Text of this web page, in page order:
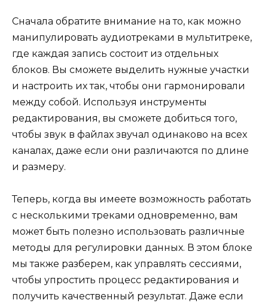
Сначала обратите внимание на то, как можно
манипулировать аудиотреками в мультитреке,
где каждая запись состоит из отдельных
блоков. Вы сможете выделить нужные участки
и настроить их так, чтобы они гармонировали
между собой. Используя инструменты
редактирования, вы сможете добиться того,
чтобы звук в файлах звучал одинаково на всех
каналах, даже если они различаются по длине
и размеру.
Теперь, когда вы имеете возможность работать
с несколькими треками одновременно, вам
может быть полезно использовать различные
методы для регулировки данных. В этом блоке
мы также разберем, как управлять сессиями,
чтобы упростить процесс редактирования и
получить качественный результат. Даже если